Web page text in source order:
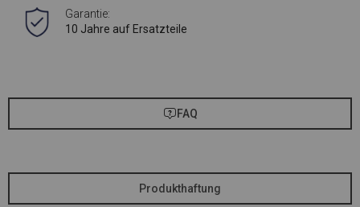
Garantie:
10 Jahre auf Ersatzteile
FAQ
Produkthaftung